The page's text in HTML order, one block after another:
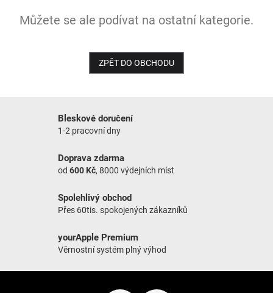
NOVINKY
Můžete se ale podívat na ostatní kategorie.
ZPĚT DO OBCHODU
Bleskové doručení
1-2 pracovní dny
Doprava zdarma
od 600 Kč, 8000 výdejních míst
Spolehlivý obchod
Přes 60tis. spokojených zákazníků
yourApple Premium
Věrnostní systém plný výhod